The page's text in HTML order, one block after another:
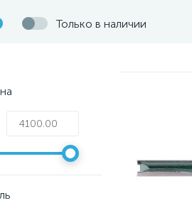
Только в наличии